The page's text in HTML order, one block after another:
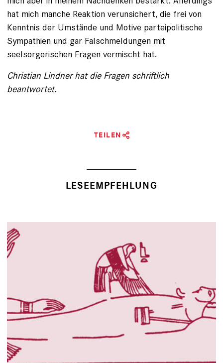
hat mich manche Reaktion verunsichert, die frei von
Kenntnis der Umstände und Motive parteipolitische
Sympathien und gar Falschmeldungen mit
seelsorgerischen Fragen vermischt hat.
Christian Lindner hat die Fragen schriftlich
beantwortet.
TEILEN
LESEEMPFEHLUNG